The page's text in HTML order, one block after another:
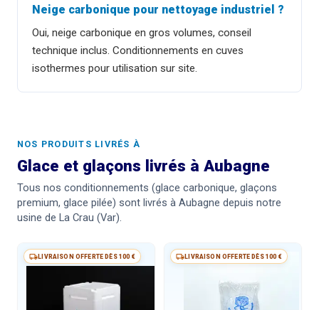
Neige carbonique pour nettoyage industriel ?
Oui, neige carbonique en gros volumes, conseil
technique inclus. Conditionnements en cuves
isothermes pour utilisation sur site.
NOS PRODUITS LIVRÉS À
Glace et glaçons livrés à Aubagne
Tous nos conditionnements (glace carbonique, glaçons
premium, glace pilée) sont livrés à Aubagne depuis notre
usine de La Crau (Var).
LIVRAISON OFFERTE DÈS 100 € LIVRAISON OFFERTE DÈS 100 €